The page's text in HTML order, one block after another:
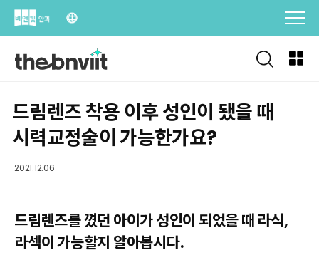
Skip
드림렌즈 착용 이후 성인이 됐을 때
시력교정술이 가능한가요?
2021.12.06
드림렌즈를 꼈던 아이가 성인이 되었을 때 라식,
라섹이 가능할지 알아봅시다.